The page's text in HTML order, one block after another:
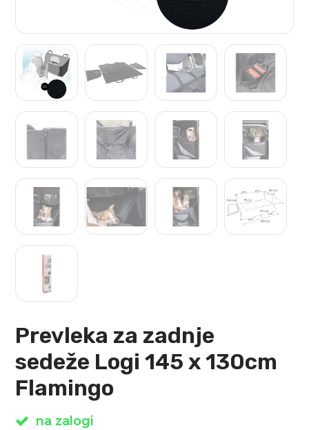
Prevleka za zadnje
sedeže Logi 145 x 130cm
Flamingo
na zalogi